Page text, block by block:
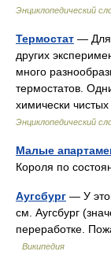
Энциклопедический
Термостат — Для
других
много
термостатов.
химически
Энциклопедический
Малые
Короля по
Аугсбург — У
см. Аугсбург
переработке.
Википедия